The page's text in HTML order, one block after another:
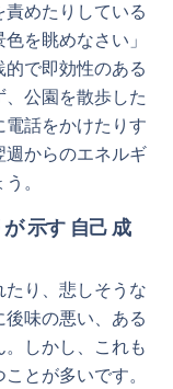
めたりしている
を眺めなさい」
的で即効性のある
公園を散歩した
電話をかけたりす
週からのエネルギ
。
示す 自己 成
り、悲しそうな
味の悪い、ある
しかし、これも
とが多いです。